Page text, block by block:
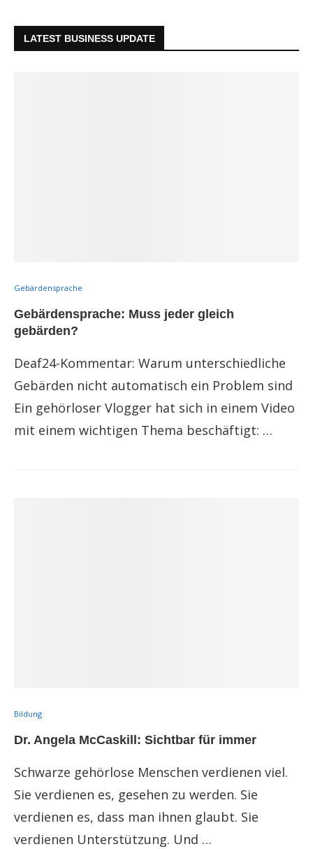
LATEST BUSINESS UPDATE
Gebärdensprache
Gebärdensprache: Muss jeder gleich
gebärden?
Deaf24-Kommentar: Warum unterschiedliche
Gebärden nicht automatisch ein Problem sind
Ein gehörloser Vlogger hat sich in einem Video
mit einem wichtigen Thema beschäftigt: …
Bildung
Dr. Angela McCaskill: Sichtbar für immer
Schwarze gehörlose Menschen verdienen viel.
Sie verdienen es, gesehen zu werden. Sie
verdienen es, dass man ihnen glaubt. Sie
verdienen Unterstützung. Und …